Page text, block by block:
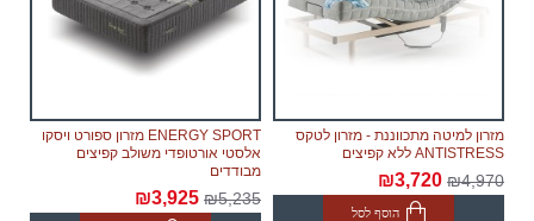
מזרון למיטה מתכווננת - מזרון לטקס
ANTISTRESS ללא קפיצים
₪4,970
₪3,720
הוסף לסל
ENERGY SPORT מזרון ספורט ויסקו
אלסטי אורטופדי משולב קפיצים
מבודדים
₪5,235
₪3,925